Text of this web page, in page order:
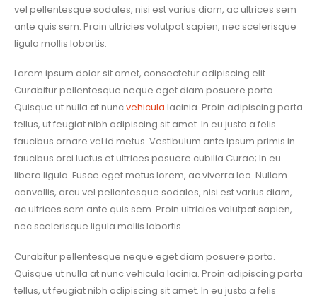
vel pellentesque sodales, nisi est varius diam, ac ultrices sem
ante quis sem. Proin ultricies volutpat sapien, nec scelerisque
ligula mollis lobortis.
Lorem ipsum dolor sit amet, consectetur adipiscing elit.
Curabitur pellentesque neque eget diam posuere porta.
Quisque ut nulla at nuncvehicula lacinia. Proin adipiscing porta
tellus, ut feugiat nibh adipiscing sit amet. In eu justo a felis
faucibus ornare vel id metus. Vestibulum ante ipsum primis in
faucibus orci luctus et ultrices posuere cubilia Curae; In eu
libero ligula. Fusce eget metus lorem, ac viverra leo. Nullam
convallis, arcu vel pellentesque sodales, nisi est varius diam,
ac ultrices sem ante quis sem. Proin ultricies volutpat sapien,
nec scelerisque ligula mollis lobortis.
Curabitur pellentesque neque eget diam posuere porta.
Quisque ut nulla at nunc vehicula lacinia. Proin adipiscing porta
tellus, ut feugiat nibh adipiscing sit amet. In eu justo a felis